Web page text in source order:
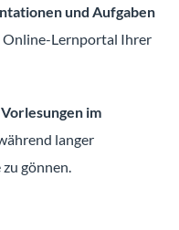
und Aufgaben
Online-Lernportal Ihrer
im
langer
gönnen.